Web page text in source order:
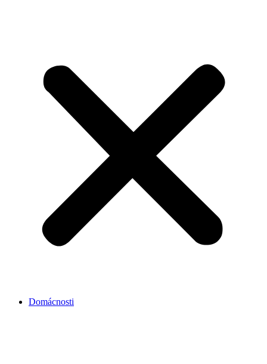
Domácnosti